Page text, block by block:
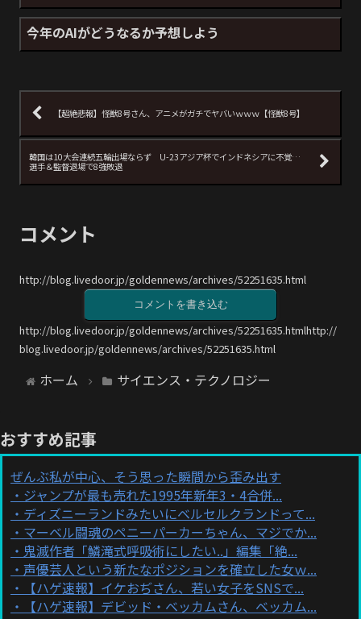
今年のAIがどうなるか予想しよう
【超絶悲報】怪獣8号さん、アニメがガチでヤバいｗｗｗ【怪獣8号】
韓国は10大会連続五輪出場ならず U-23アジア杯でインドネシアに不覚…
選手＆監督退場で8強敗退
コメント
http://blog.livedoor.jp/goldennews/archives/52251635.html
コメントを書き込む
http://blog.livedoor.jp/goldennews/archives/52251635.htmlhttp://
blog.livedoor.jp/goldennews/archives/52251635.html
ホーム サイエンス・テクノロジー
おすすめ記事
ぜんぶ私が中心、そう思った瞬間から歪み出す
ジャンプが最も売れた1995年新年3・4合併...
ディズニーランドみたいにベルセルクランドって...
マーベル闘魂のペニーパーカーちゃん、マジでか...
鬼滅作者「鱗滝式呼吸術にしたい..」編集「絶...
声優芸人という新たなポジションを確立した女ｗ...
【ハゲ速報】イケおぢさん、若い女子をSNSで...
【ハゲ速報】デビッド・ベッカムさん、ベッカム...